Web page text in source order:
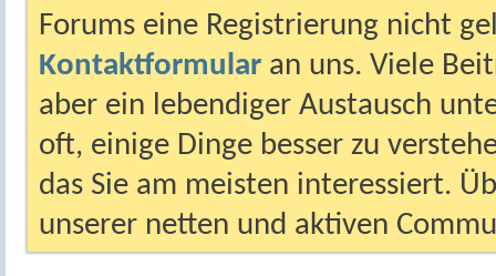
Forums eine Registrierung nicht
Kontaktformular an uns. Viele
aber ein lebendiger Austausch
oft, einige Dinge besser zu
das Sie am meisten interessiert.
unserer netten und aktiven